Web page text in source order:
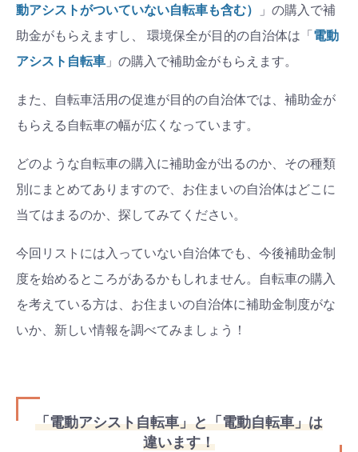
動アシストがついていない自転車も含む）
」の購入で補
助金がもらえますし、 環境保全が目的の自治体は「 電動
アシスト自転車 」の購入で補助金がもらえます。
また、自転車活用の促進が目的の自治体では、補助金が
もらえる自転車の幅が広くなっています。
どのような自転車の購入に補助金が出るのか、その種類
別にまとめてありますので、お住まいの自治体はどこに
当てはまるのか、探してみてください。
今回リストには入っていない自治体でも、今後補助金制
度を始めるところがあるかもしれません。自転車の購入
を考えている方は、お住まいの自治体に補助金制度がな
いか、新しい情報を調べてみましょう！
「電動アシスト自転車」と「電動自転車」は
違います！